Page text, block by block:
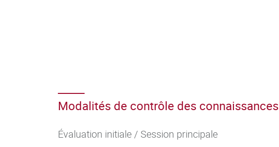
Modalités de contrôle des connaissances
Évaluation initiale / Session principale